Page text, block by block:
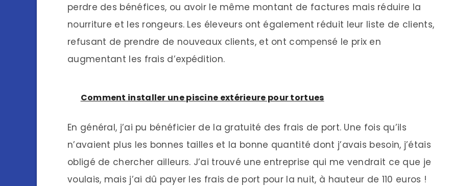
perdre des bénéfices, ou avoir le même montant de factures mais réduire la
nourriture et les rongeurs. Les éleveurs ont également réduit leur liste de clients,
refusant de prendre de nouveaux clients, et ont compensé le prix en
augmentant les frais d’expédition.
Comment installer une piscine extérieure pour tortues
En général, j’ai pu bénéficier de la gratuité des frais de port. Une fois qu’ils
n’avaient plus les bonnes tailles et la bonne quantité dont j’avais besoin, j’étais
obligé de chercher ailleurs. J’ai trouvé une entreprise qui me vendrait ce que je
voulais, mais j’ai dû payer les frais de port pour la nuit, à hauteur de 110 euros !